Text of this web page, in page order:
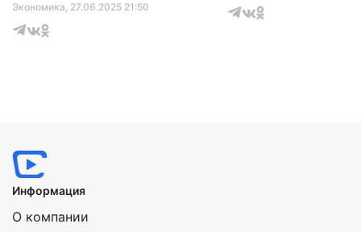
Экономика, 27.06.2025 21:50
Информация
О компании